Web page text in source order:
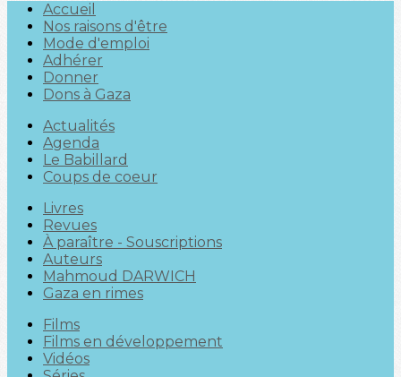
Accueil
Nos raisons d'être
Mode d'emploi
Adhérer
Donner
Dons à Gaza
Actualités
Agenda
Le Babillard
Coups de coeur
Livres
Revues
À paraître - Souscriptions
Auteurs
Mahmoud DARWICH
Gaza en rimes
Films
Films en développement
Vidéos